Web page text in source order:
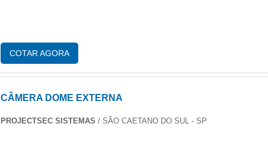
COTAR AGORA
CÂMERA DOME EXTERNA
PROJECTSEC SISTEMAS / SÃO CAETANO DO SUL - SP